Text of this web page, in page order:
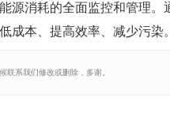
源消耗的全面监控和管理。
成本、提高效率、减少污染。
联系我们修改或删除，多谢。